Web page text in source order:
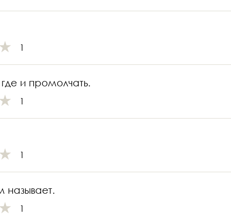
1
и промолчать.
1
1
называет.
1